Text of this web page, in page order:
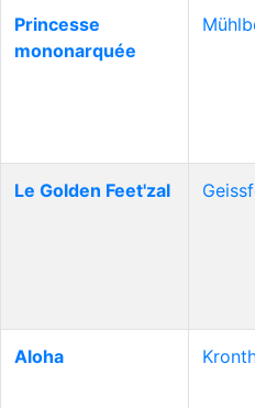
Princesse
mononarquée
Le Golden Feet'zal
Aloha